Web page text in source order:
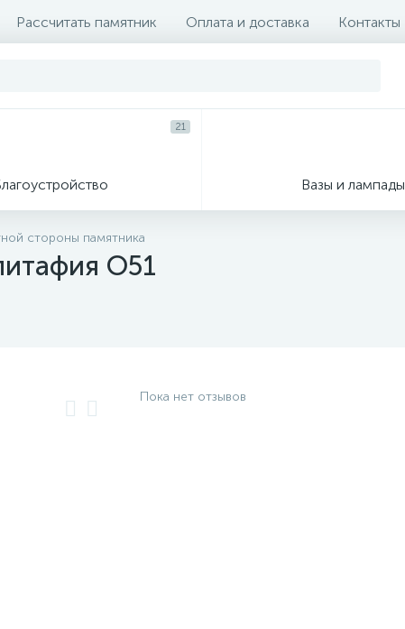
Рассчитать памятник Оплата и доставка Контакты
21
Вазы и лампады
стороны памятника
О51
Пока нет отзывов